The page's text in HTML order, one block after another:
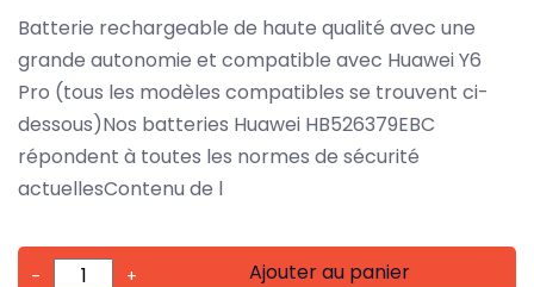
Batterie rechargeable de haute qualité avec une
grande autonomie et compatible avec Huawei Y6
Pro (tous les modèles compatibles se trouvent ci-
dessous)Nos batteries Huawei HB526379EBC
répondent à toutes les normes de sécurité
actuellesContenu de l
- + Ajouter au panier